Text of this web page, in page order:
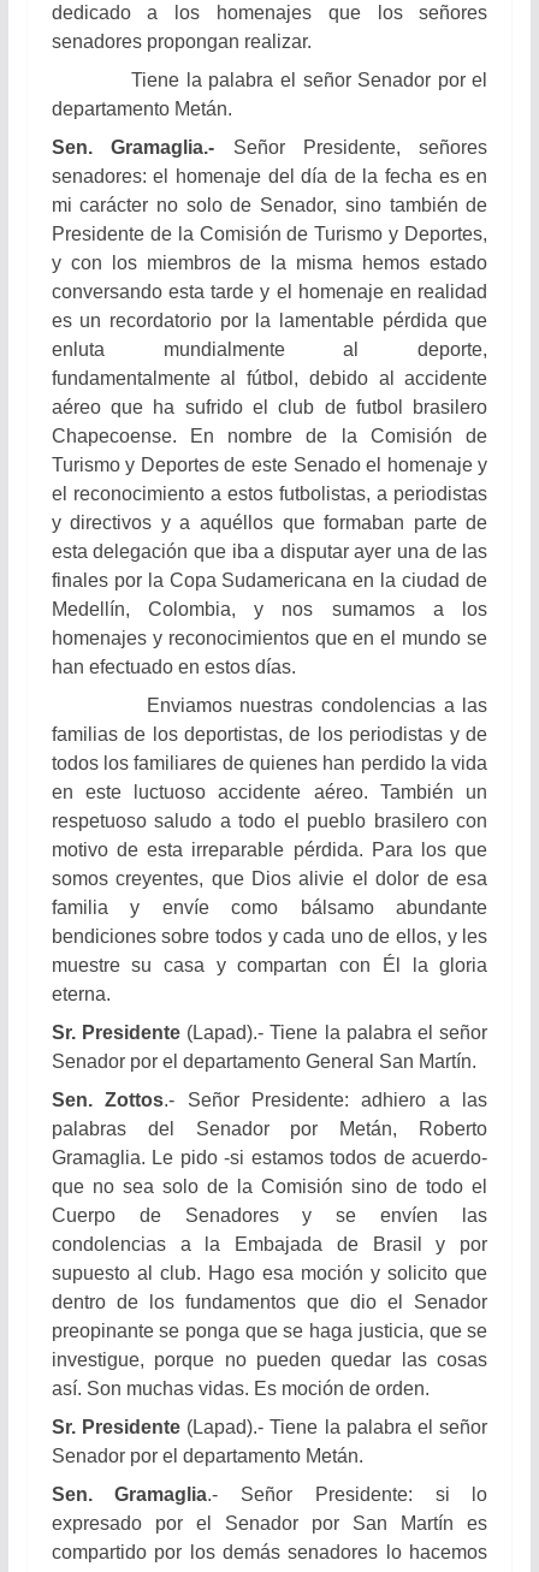
dedicado a los homenajes que los señores
senadores propongan realizar.
Tiene la palabra el señor Senador por el
departamento Metán.
Sen. Gramaglia.- Señor Presidente, señores
senadores: el homenaje del día de la fecha es en
mi carácter no solo de Senador, sino también de
Presidente de la Comisión de Turismo y Deportes,
y con los miembros de la misma hemos estado
conversando esta tarde y el homenaje en realidad
es un recordatorio por la lamentable pérdida que
enluta mundialmente al deporte,
fundamentalmente al fútbol, debido al accidente
aéreo que ha sufrido el club de futbol brasilero
Chapecoense. En nombre de la Comisión de
Turismo y Deportes de este Senado el homenaje y
el reconocimiento a estos futbolistas, a periodistas
y directivos y a aquéllos que formaban parte de
esta delegación que iba a disputar ayer una de las
finales por la Copa Sudamericana en la ciudad de
Medellín, Colombia, y nos sumamos a los
homenajes y reconocimientos que en el mundo se
han efectuado en estos días.
Enviamos nuestras condolencias a las
familias de los deportistas, de los periodistas y de
todos los familiares de quienes han perdido la vida
en este luctuoso accidente aéreo. También un
respetuoso saludo a todo el pueblo brasilero con
motivo de esta irreparable pérdida. Para los que
somos creyentes, que Dios alivie el dolor de esa
familia y envíe como bálsamo abundante
bendiciones sobre todos y cada uno de ellos, y les
muestre su casa y compartan con Él la gloria
eterna.
Sr. Presidente(Lapad).- Tiene la palabra el señor
Senador por el departamento General San Martín.
Sen. Zottos.- Señor Presidente: adhiero a las
palabras del Senador por Metán, Roberto
Gramaglia. Le pido -si estamos todos de acuerdo-
que no sea solo de la Comisión sino de todo el
Cuerpo de Senadores y se envíen las
condolencias a la Embajada de Brasil y por
supuesto al club. Hago esa moción y solicito que
dentro de los fundamentos que dio el Senador
preopinante se ponga que se haga justicia, que se
investigue, porque no pueden quedar las cosas
así. Son muchas vidas. Es moción de orden.
Sr. Presidente(Lapad).- Tiene la palabra el señor
Senador por el departamento Metán.
Sen. Gramaglia.- Señor Presidente: si lo
expresado por el Senador por San Martín es
compartido por los demás senadores lo hacemos